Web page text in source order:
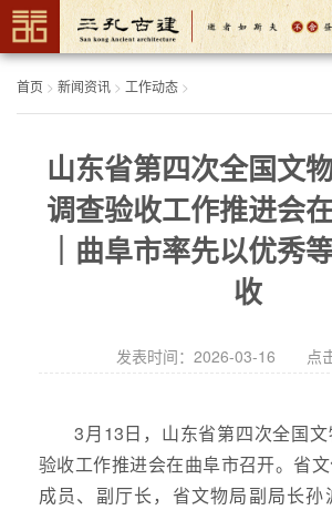
首页 > 新闻资讯 > 工作动态 >
山东省第四次全国文
调查验收工作推进会
｜曲阜市率先以优秀
收
发表时间：2026-03-16 点击
3月13日，山东省第四次全国
验收工作推进会在曲阜市召开。省
成员、副厅长，省文物局副局长孙